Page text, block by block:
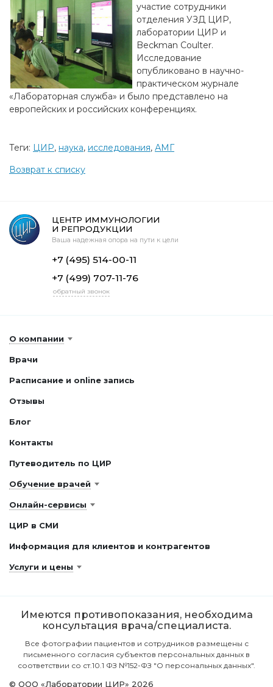
участие сотрудники
отделения УЗД ЦИР,
лаборатории ЦИР и
Beckman Coulter.
Исследование
опубликовано в научно-
практическом журнале
«Лабораторная служба» и было представлено на
европейских и российских конференциях.
Теги: ЦИР, наука, исследования, АМГ
Возврат к списку
ЦЕНТР ИММУНОЛОГИИ
И РЕПРОДУКЦИИ
Ваша надежная опора на пути к цели
+7 (495) 514-00-11
+7 (499) 707-11-76
обратный звонок
О компании
Врачи
Расписание и online запись
Отзывы
Блог
Контакты
Путеводитель по ЦИР
Обучение врачей
Онлайн-сервисы
ЦИР в СМИ
Информация для клиентов и контрагентов
Услуги и цены
Имеются противопоказания, необходима
консультация врача/специалиста.
Все фотографии пациентов и сотрудников размещены с
письменного согласия субъектов персональных данных в
соответствии со ст.10.1 ФЗ №152-ФЗ "О персональных данных".
© ООО «Лаборатории ЦИР» 2026